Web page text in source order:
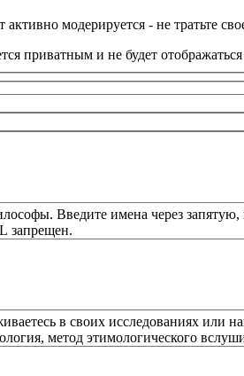
модерируется - не тратьте
приватным и не будет
Введите имена через
запрещен.
в своих исследованиях или
метод этимологического